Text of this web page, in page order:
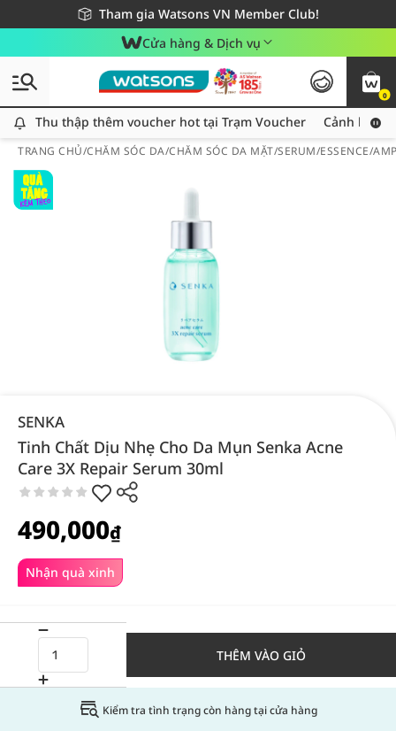
Tham gia Watsons VN Member Club!
Miễn phí giao hàng cho đơn hàng từ 249,000Đ
Giao hàng nhanh 24h - Áp dụng khu vực TP. Hồ Chí Minh
Cửa hàng & Dịch vụ
0
Thu thập thêm voucher hot tại Trạm Voucher
Thu thập thêm voucher hot tại Trạm Voucher Cảnh báo
TRANG CHỦ/CHĂM SÓC DA/CHĂM SÓC DA MẶT/SERUM/ESSENCE/
SENKA
Tinh Chất Dịu Nhẹ Cho Da Mụn Senka Acne
Care 3X Repair Serum 30ml
Nhận quà xinh
490,000₫
THÊM VÀO GIỎ
Kiểm tra tình trạng còn hàng tại cửa hàng